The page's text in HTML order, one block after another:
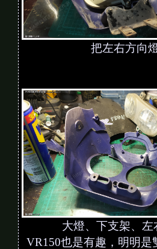
把左右方向
大燈、下支架、左
VR150也是有趣，明明是